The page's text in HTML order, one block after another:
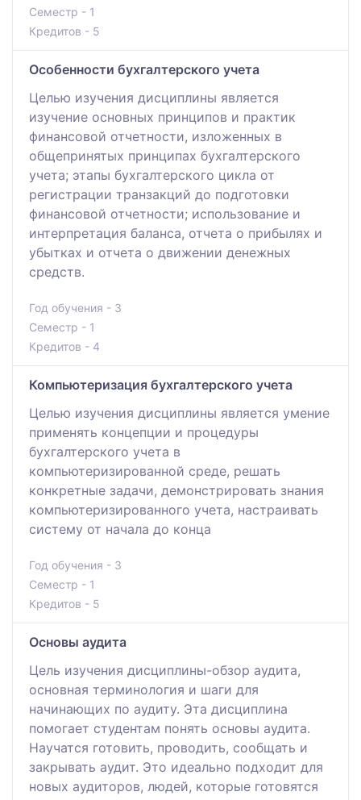
Семестр - 1
Кредитов - 5
Особенности бухгалтерского учета
Целью изучения дисциплины является
изучение основных принципов и практик
финансовой отчетности, изложенных в
общепринятых принципах бухгалтерского
учета; этапы бухгалтерского цикла от
регистрации транзакций до подготовки
финансовой отчетности; использование и
интерпретация баланса, отчета о прибылях и
убытках и отчета о движении денежных
средств.
Год обучения - 3
Семестр - 1
Кредитов - 4
Компьютеризация бухгалтерского учета
Целью изучения дисциплины является умение
применять концепции и процедуры
бухгалтерского учета в
компьютеризированной среде, решать
конкретные задачи, демонстрировать знания
компьютеризированного учета, настраивать
систему от начала до конца
Год обучения - 3
Семестр - 1
Кредитов - 5
Основы аудита
Цель изучения дисциплины-обзор аудита,
основная терминология и шаги для
начинающих по аудиту. Эта дисциплина
помогает студентам понять основы аудита.
Научатся готовить, проводить, сообщать и
закрывать аудит. Это идеально подходит для
новых аудиторов, людей, которые готовятся